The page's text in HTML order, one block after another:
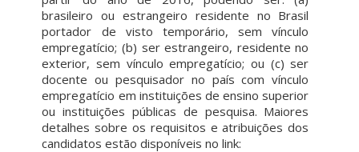
brasileiro ou estrangeiro residente no Brasil
portador de visto temporário, sem vínculo
empregatício; (b) ser estrangeiro, residente no
exterior, sem vínculo empregatício; ou (c) ser
docente ou pesquisador no país com vínculo
empregatício em instituições de ensino superior
ou instituições públicas de pesquisa. Maiores
detalhes sobre os requisitos e atribuições dos
candidatos estão disponíveis no link: